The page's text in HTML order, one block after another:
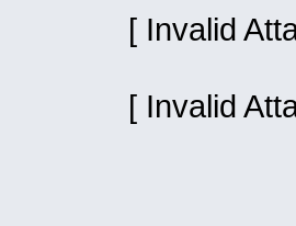
[ Invalid
[ Invalid